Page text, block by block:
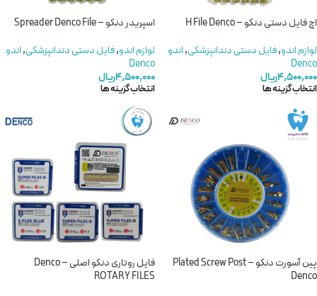
اچ فایل دستی دنکو – H File Denco
لوازم اندو,فایل دستی دندانپزشکی,اندو
Denco
۴,۵۰۰,۰۰۰ریال
انتخاب گزینه ها
اسپریدر دنکو – Spreader Denco File
لوازم اندو,فایل دستی دندانپزشکی,اندو
Denco
۴,۵۰۰,۰۰۰ریال
انتخاب گزینه ها
پین آسورت دنکو – Plated Screw Post
Denco
فایل روتاری دنکو اصلی – Denco
ROTARY FILES